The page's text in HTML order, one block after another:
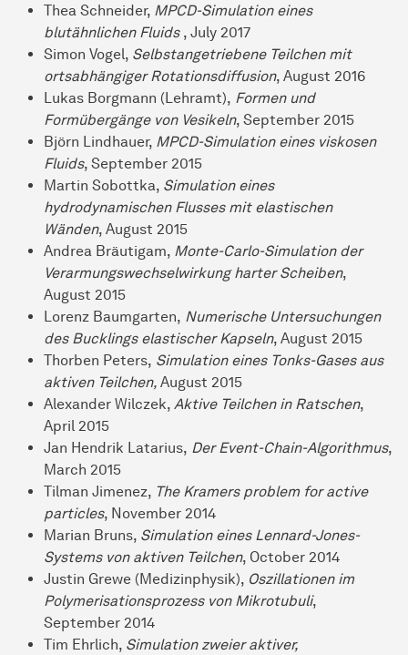
Thea Schneider, MPCD-Simulation eines
blutähnlichen Fluids , July 2017
Simon Vogel, Selbstangetriebene Teilchen mit
ortsabhängiger Rotationsdiffusion, August 2016
Lukas Borgmann (Lehramt), Formen und
Formübergänge von Vesikeln, September 2015
Björn Lindhauer, MPCD-Simulation eines viskosen
Fluids, September 2015
Martin Sobottka, Simulation eines
hydrodynamischen Flusses mit elastischen
Wänden, August 2015
Andrea Bräutigam, Monte-Carlo-Simulation der
Verarmungswechselwirkung harter Scheiben,
August 2015
Lorenz Baumgarten, Numerische Untersuchungen
des Bucklings elastischer Kapseln, August 2015
Thorben Peters, Simulation eines Tonks-Gases aus
aktiven Teilchen, August 2015
Alexander Wilczek, Aktive Teilchen in Ratschen,
April 2015
Jan Hendrik Latarius, Der Event-Chain-Algorithmus,
March 2015
Tilman Jimenez, The Kramers problem for active
particles, November 2014
Marian Bruns, Simulation eines Lennard-Jones-
Systems von aktiven Teilchen, October 2014
Justin Grewe (Medizinphysik), Oszillationen im
Polymerisationsprozess von Mikrotubuli,
September 2014
Tim Ehrlich, Simulation zweier aktiver,